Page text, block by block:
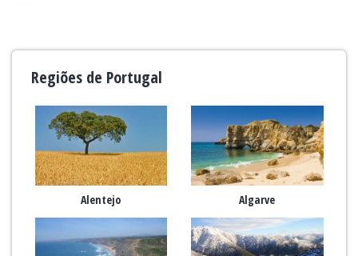
Regiões de Portugal
Alentejo Algarve